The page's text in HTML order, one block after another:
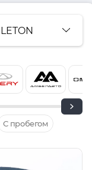
С пробегом